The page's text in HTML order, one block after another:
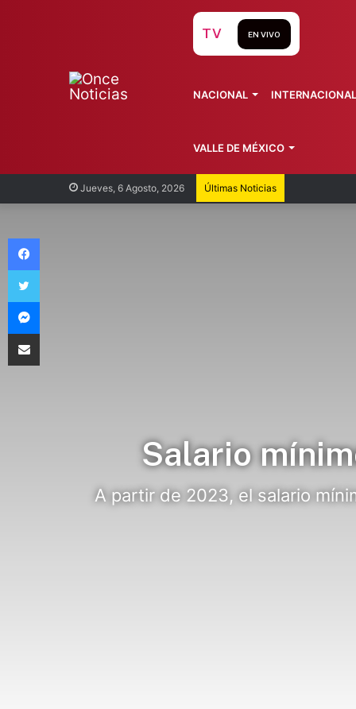
Jueves, 6 Agosto, 2026 Últimas Noticias
TV EN VIVO
NACIONAL INTERNACIONAL
VALLE DE MÉXICO
Salario
A partir de 2023, el salario
Facebook
Twitter
Messenger
Compartir vía Email